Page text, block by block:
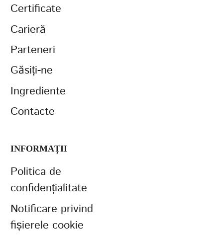
Certificate
Carieră
Parteneri
Găsiți-ne
Ingrediente
Contacte
INFORMAȚII
Politica de
confidențialitate
Notificare privind
fișierele cookie